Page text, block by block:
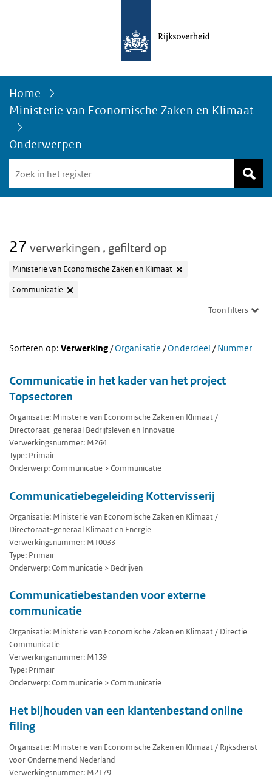
Home
Ministerie van Economische Zaken en Klimaat
Onderwerpen
in
het
27 verwerkingen , gefilterd op
Ministerie van Economische Zaken en Klimaat
Communicatie
Toon filters
Sorteren op: Verwerking/Organisatie /Onderdeel /Nummer
Communicatie in het kader van het project
Topsectoren
Organisatie: Ministerie van Economische Zaken en Klimaat /
Directoraat-generaal Bedrijfsleven en Innovatie
Verwerkingsnummer: M264
Type: Primair
Onderwerp: Communicatie > Communicatie
Communicatiebegeleiding Kottervisserij
Organisatie: Ministerie van Economische Zaken en Klimaat /
Directoraat-generaal Klimaat en Energie
Verwerkingsnummer: M10033
Type: Primair
Onderwerp: Communicatie > Bedrijven
Communicatiebestanden voor externe
communicatie
Organisatie: Ministerie van Economische Zaken en Klimaat / Directie
Communicatie
Verwerkingsnummer: M139
Type: Primair
Onderwerp: Communicatie > Communicatie
Het bijhouden van een klantenbestand online
filing
Organisatie: Ministerie van Economische Zaken en Klimaat / Rijksdienst
voor Ondernemend Nederland
Verwerkingsnummer: M2179